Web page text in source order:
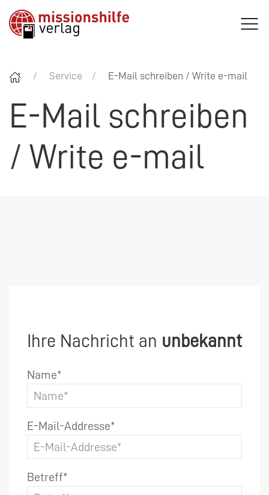
Service E-Mail schreiben / Write e-mail
E-Mail schreiben
/ Write e-mail
Ihre Nachricht an unbekannt
Name*
E-Mail-Addresse*
Betreff*